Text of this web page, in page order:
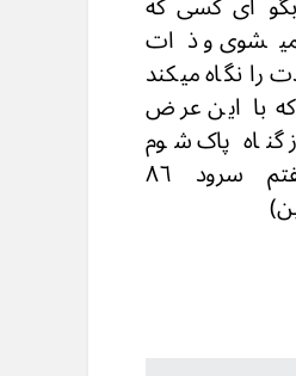
و ذات
نگاه میکند
که با این عرض
گناه پاک شوم
(کتاب هفتم سرود ٨٦